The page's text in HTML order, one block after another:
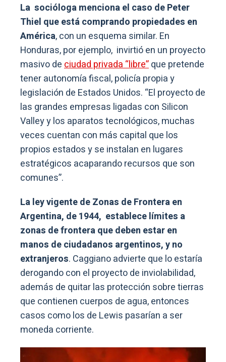
La socióloga menciona el caso de Peter
Thiel que está comprando propiedades en
América, con un esquema similar. En
Honduras, por ejemplo, invirtió en un proyecto
masivo deciudad privada “libre”que pretende
tener autonomía fiscal, policía propia y
legislación de Estados Unidos. “El proyecto de
las grandes empresas ligadas con Silicon
Valley y los aparatos tecnológicos, muchas
veces cuentan con más capital que los
propios estados y se instalan en lugares
estratégicos acaparando recursos que son
comunes”.
La ley vigente de Zonas de Frontera en
Argentina, de 1944, establece límites a
zonas de frontera que deben estar en
manos de ciudadanos argentinos, y no
extranjeros. Caggiano advierte que lo estaría
derogando con el proyecto de inviolabilidad,
además de quitar las protección sobre tierras
que contienen cuerpos de agua, entonces
casos como los de Lewis pasarían a ser
moneda corriente.